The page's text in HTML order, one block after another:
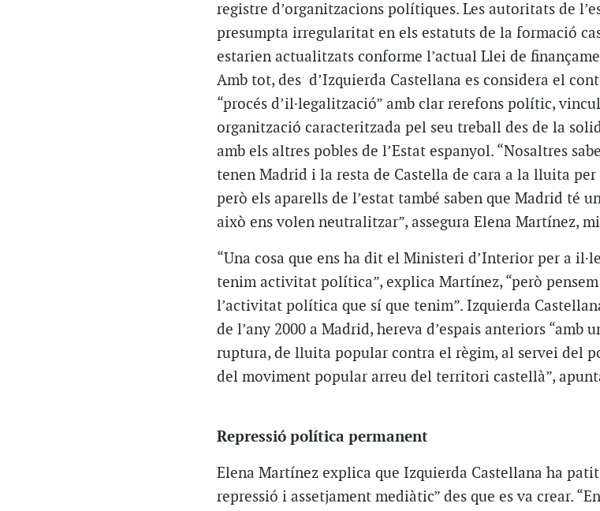
registre d’organitzacions polítiques. Les autoritats de
presumpta irregularitat en els estatuts de la formació
estarien actualitzats conforme l’actual Llei de
Amb tot, des d’Izquierda Castellana es considera el
“procés d’il·legalització” amb clar rerefons polític,
organització caracteritzada pel seu treball des de la
amb els altres pobles de l’Estat espanyol. “Nosaltres
tenen Madrid i la resta de Castella de cara a la lluita
però els aparells de l’estat també saben que Madrid té
això ens volen neutralitzar”, assegura Elena Martínez,
“Una cosa que ens ha dit el Ministeri d’Interior per a
tenim activitat política”, explica Martínez, “però
l’activitat política que sí que tenim”. Izquierda
de l’any 2000 a Madrid, hereva d’espais anteriors “amb
ruptura, de lluita popular contra el règim, al servei del
del moviment popular arreu del territori castellà”,
Repressió política permanent
Elena Martínez explica que Izquierda Castellana ha
repressió i assetjament mediàtic” des que es va crear.